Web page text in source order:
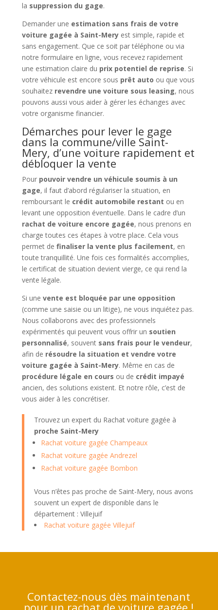
la suppression du gage.
Demander une estimation sans frais de votre
voiture gagée à Saint-Meryest simple, rapide et
sans engagement. Que ce soit par téléphone ou via
notre formulaire en ligne, vous recevez rapidement
une estimation claire du prix potentiel de reprise. Si
votre véhicule est encore sous prêt auto ou que vous
souhaitez revendre une voiture sous leasing, nous
pouvons aussi vous aider à gérer les échanges avec
votre organisme financier.
Démarches pour lever le gage
dans la commune/ville Saint-
Mery, d’une voiture rapidement et
débloquer la vente
Pour pouvoir vendre un véhicule soumis à un
gage, il faut d’abord régulariser la situation, en
remboursant le crédit automobile restant ou en
levant une opposition éventuelle. Dans le cadre d’un
rachat de voiture encore gagée, nous prenons en
charge toutes ces étapes à votre place. Cela vous
permet de finaliser la vente plus facilement, en
toute tranquillité. Une fois ces formalités accomplies,
le certificat de situation devient vierge, ce qui rend la
vente légale.
Si une vente est bloquée par une opposition
(comme une saisie ou un litige), ne vous inquiétez pas.
Nous collaborons avec des professionnels
expérimentés qui peuvent vous offrir un soutien
personnalisé, souvent sans frais pour le vendeur,
afin de résoudre la situation et vendre votre
voiture gagée à Saint-Mery. Même en cas de
procédure légale en cours ou de crédit impayé
ancien, des solutions existent. Et notre rôle, c’est de
vous aider à les concrétiser.
Trouvez un expert du Rachat voiture gagée à
proche Saint-Mery
Rachat voiture gagée Champeaux
Rachat voiture gagée Andrezel
Rachat voiture gagée Bombon
Vous n’êtes pas proche de Saint-Mery, nous avons
souvent un expert de disponible dans le
département : Villejuif
Rachat voiture gagée Villejuif
Contactez-nous dès maintenant
pour un rachat de voiture gagée !